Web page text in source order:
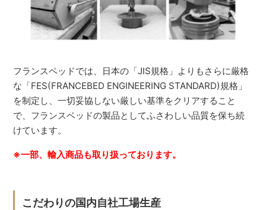
フランスベッドでは、日本の「JIS規格」よりもさらに厳格
な「FES(FRANCEBED ENGINEERING STANDARD)規格」
を制定し、一切妥協しない厳しい基準をクリアすること
で、フランスベッドの製品としてふさわしい品質を保ち続
けています。
※一部、輸入商品も取り扱っております。
こだわりの国内自社工場生産